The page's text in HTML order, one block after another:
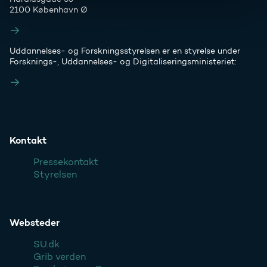
2100 København Ø
Uddannelses- og Forskningsstyrelsen er en styrelse under
Forsknings-, Uddannelses- og Digitaliseringsministeriet:
Kontakt
Pressekontakt
Styrelsen
Websteder
SU.dk
Grib verden